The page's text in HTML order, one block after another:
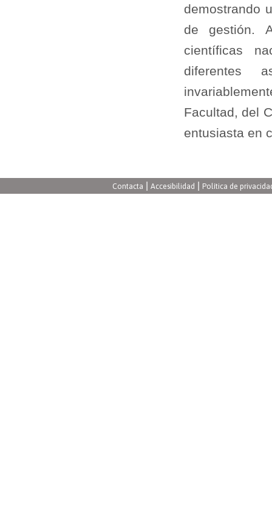
demostrando
de gestión.
científicas
diferentes
Facultad, del
entusiasta en
Contacta Accesibilidad Política de